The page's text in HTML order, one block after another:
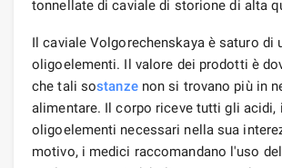
tonnellate di caviale di storione di alta
Il caviale Volgorechenskaya è saturo di
oligoelementi. Il valore dei prodotti è
che tali sostanzenon si trovano più in
alimentare. Il corpo riceve tutti gli acidi,
oligoelementi necessari nella sua
motivo, i medici raccomandano l'uso